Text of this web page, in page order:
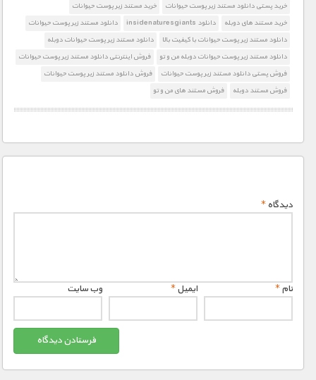
خرید پستی دانلود مستند زیر پوست حیوانات
خرید مستند زیر پوست حیوانات
خرید مستند های دوبله
دانلود insidenaturesgiants
دانلود مستند زیر پوست حیوانات
دانلود مستند زیر پوست حیوانات با کیفیت بالا
دانلود مستند زیر پوست حیوانات دوبله
دانلود مستند زیر پوست حیوانات دوبله من و تو
فروش اینترنتی دانلود مستند زیر پوست حیوانات
فروش پستی دانلود مستند زیر پوست حیوانات
فروش دانلود مستند زیر پوست حیوانات
فروش مستند دوبله
فروش مستند های من و تو
دیدگاه*
نام* ایمیل* وب‌ سایت